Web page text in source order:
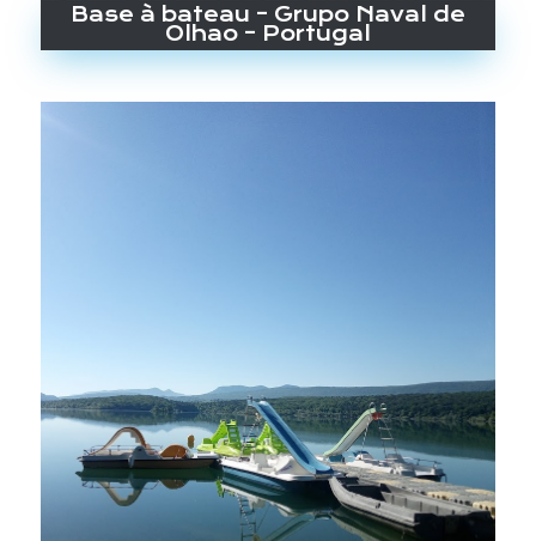
Base à bateau – Grupo Naval de
Olhao – Portugal